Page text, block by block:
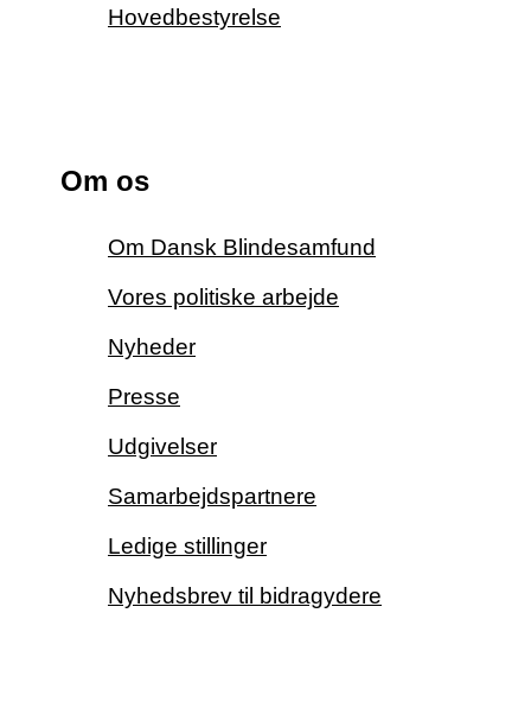
Hovedbestyrelse
Om os
Om Dansk Blindesamfund
Vores politiske arbejde
Nyheder
Presse
Udgivelser
Samarbejdspartnere
Ledige stillinger
Nyhedsbrev til bidragydere